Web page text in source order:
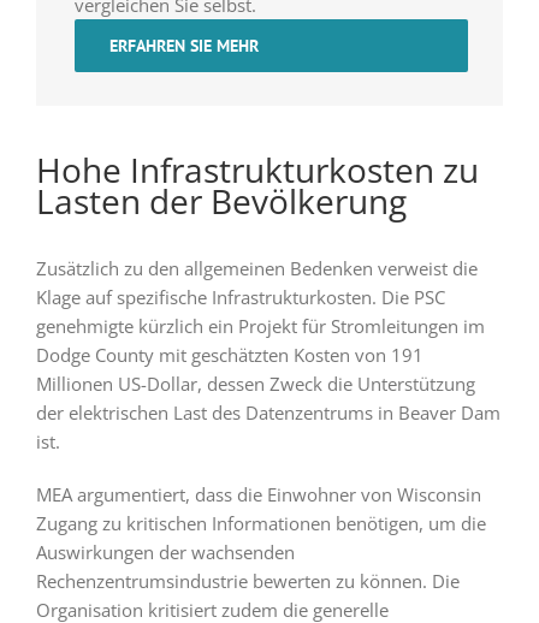
vergleichen Sie selbst.
ERFAHREN SIE MEHR
Hohe Infrastrukturkosten zu
Lasten der Bevölkerung
Zusätzlich zu den allgemeinen Bedenken verweist die
Klage auf spezifische Infrastrukturkosten. Die PSC
genehmigte kürzlich ein Projekt für Stromleitungen im
Dodge County mit geschätzten Kosten von 191
Millionen US-Dollar, dessen Zweck die Unterstützung
der elektrischen Last des Datenzentrums in Beaver Dam
ist.
MEA argumentiert, dass die Einwohner von Wisconsin
Zugang zu kritischen Informationen benötigen, um die
Auswirkungen der wachsenden
Rechenzentrumsindustrie bewerten zu können. Die
Organisation kritisiert zudem die generelle